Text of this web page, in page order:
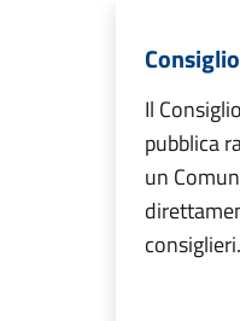
Il
pubblica
un
consiglieri.